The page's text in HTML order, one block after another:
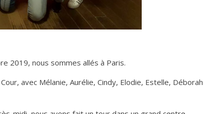
2019, nous sommes allés à Paris.
avec Mélanie, Aurélie, Cindy, Elodie, Estelle, Déborah